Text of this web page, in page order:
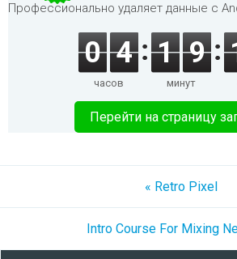
Профессионально удаляет данные с
0 4
часов
1 9
минут
Перейти на страницу
« Retro Pixel
Intro Course For Mixing